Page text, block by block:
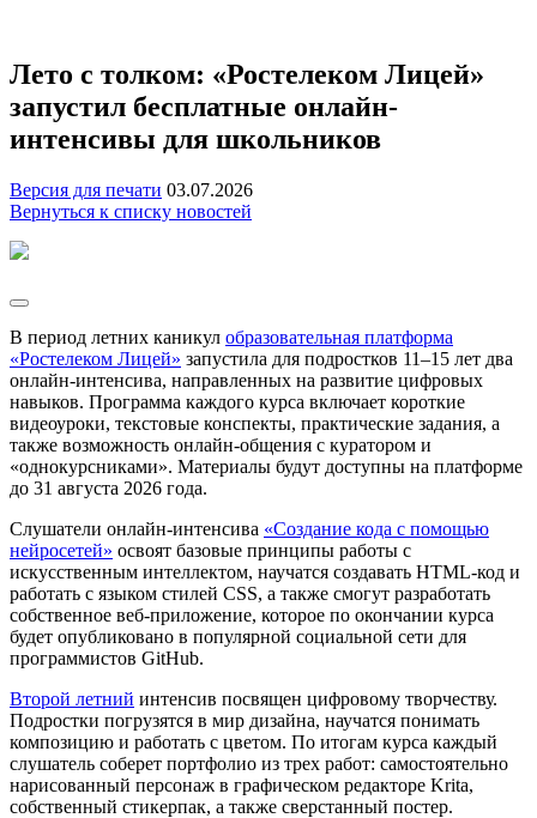
Лето с толком: «Ростелеком Лицей»
запустил бесплатные онлайн-
интенсивы для школьников
Версия для печати 03.07.2026
Вернуться к списку новостей
В период летних каникул образовательная платформа
«Ростелеком Лицей» запустила для подростков 11–15 лет два
онлайн-интенсива, направленных на развитие цифровых
навыков. Программа каждого курса включает короткие
видеоуроки, текстовые конспекты, практические задания, а
также возможность онлайн-общения с куратором и
«однокурсниками». Материалы будут доступны на платформе
до 31 августа 2026 года.
Слушатели онлайн-интенсива «Создание кода с помощью
нейросетей» освоят базовые принципы работы с
искусственным интеллектом, научатся создавать HTML-код и
работать с языком стилей CSS, а также смогут разработать
собственное веб-приложение, которое по окончании курса
будет опубликовано в популярной социальной сети для
программистов GitHub.
Второй летний интенсив посвящен цифровому творчеству.
Подростки погрузятся в мир дизайна, научатся понимать
композицию и работать с цветом. По итогам курса каждый
слушатель соберет портфолио из трех работ: самостоятельно
нарисованный персонаж в графическом редакторе Krita,
собственный стикерпак, а также сверстанный постер.